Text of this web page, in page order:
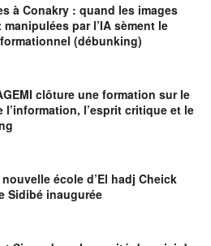
à Conakry : quand les images
manipulées par l’IA sèment le
(débunking)
clôture une formation sur le
l’information, l’esprit critique et le
école d’El hadj Cheick
Sidibé inaugurée